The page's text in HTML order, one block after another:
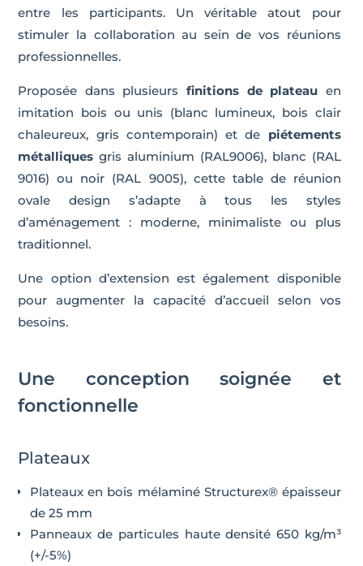
entre les participants. Un véritable atout pour
stimuler la collaboration au sein de vos réunions
professionnelles.
Proposée dans plusieurs finitions de plateau en
imitation bois ou unis (blanc lumineux, bois clair
chaleureux, gris contemporain) et de piétements
métalliques gris aluminium (RAL9006), blanc (RAL
9016) ou noir (RAL 9005), cette table de réunion
ovale design s’adapte à tous les styles
d’aménagement : moderne, minimaliste ou plus
traditionnel.
Une option d’extension est également disponible
pour augmenter la capacité d’accueil selon vos
besoins.
Une conception soignée et
fonctionnelle
Plateaux
Plateaux en bois mélaminé Structurex® épaisseur
de 25 mm
Panneaux de particules haute densité 650 kg/m³
(+/-5%)